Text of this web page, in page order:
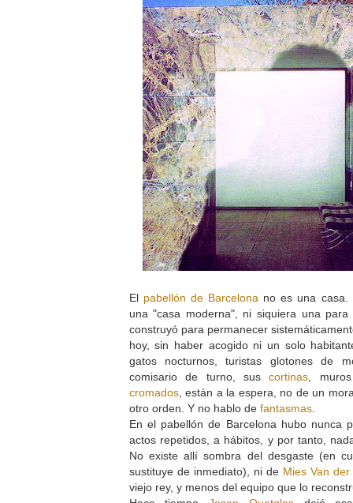
El pabellón de Barcelona no es una casa.
una "casa moderna", ni siquiera una
construyó para permanecer
hoy, sin haber acogido ni un solo
gatos nocturnos, turistas glotones de
comisario de turno, suscortinas ,
cromados, están a la espera, no de un
otro orden. Y no hablo de fantasmas.
En el pabellón de Barcelona hubo nunca
actos repetidos, a hábitos, y por tanto,
No existe allí sombra del desgaste (en
sustituye de inmediato), ni de Mies Van der
viejo rey, y menos del equipo que lo